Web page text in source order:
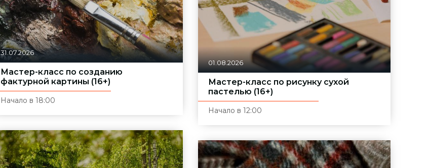
31.07.2026
Мастер-класс по созданию
фактурной картины (16+)
Начало в 18:00
01.08.2026
Мастер-класс по рисунку сухой
пастелью (16+)
Начало в 12:00